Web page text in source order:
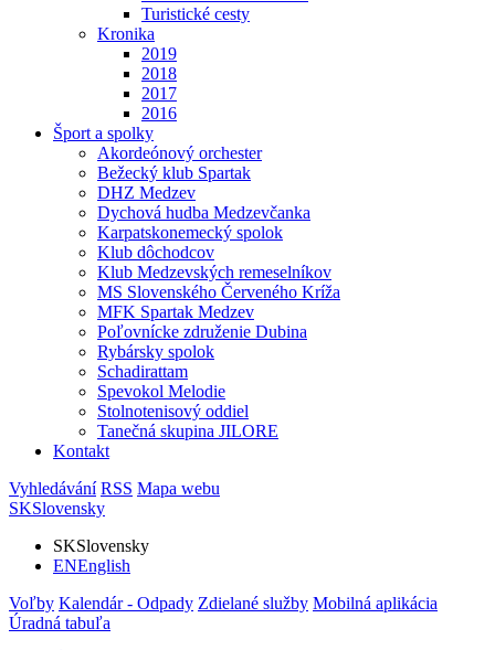
Turistické cesty
Kronika
2019
2018
2017
2016
Šport a spolky
Akordeónový orchester
Bežecký klub Spartak
DHZ Medzev
Dychová hudba Medzevčanka
Karpatskonemecký spolok
Klub dôchodcov
Klub Medzevských remeselníkov
MS Slovenského Červeného Kríža
MFK Spartak Medzev
Poľovnícke združenie Dubina
Rybársky spolok
Schadirattam
Spevokol Melodie
Stolnotenisový oddiel
Tanečná skupina JILORE
Kontakt
Vyhledávání RSS Mapa webu
SKSlovensky
SKSlovensky
ENEnglish
Voľby Kalendár - Odpady Zdielané služby Mobilná aplikácia
Úradná tabuľa